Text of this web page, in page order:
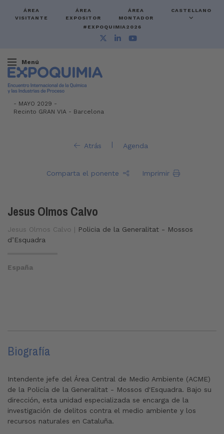
ÁREA
VISITANTE
ÁREA
EXPOSITOR
ÁREA
MONTADOR
CASTELLANO
#EXPOQUIMIA2026
Menú
- MAYO 2029 -
Recinto GRAN VIA - Barcelona
Atrás | Agenda
Comparta el ponente Imprimir
Jesus Olmos Calvo
Jesus Olmos Calvo | Policia de la Generalitat - Mossos
d’Esquadra
España
Biografía
Intendente jefe del Área Central de Medio Ambiente (ACME)
de la Policía de la Generalitat - Mossos d'Esquadra. Bajo su
dirección, esta unidad especializada se encarga de la
investigación de delitos contra el medio ambiente y los
recursos naturales en Cataluña.